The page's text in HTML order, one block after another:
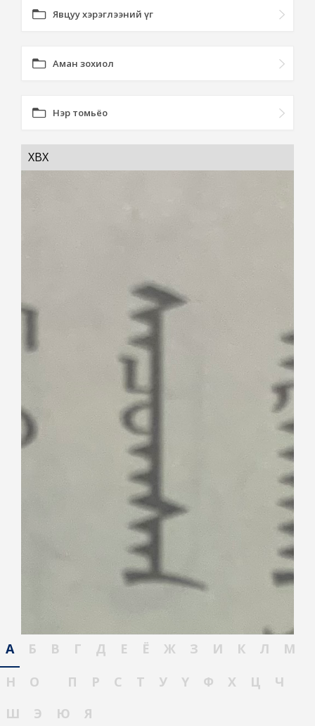
Явцуу хэрэглээний үг
Аман зохиол
Нэр томьёо
ХӨВӨХ
А Б В Г Д Е Ё Ж З И К Л
М
Н
О П Р С Т У Ү Ф Х Ц
Ч
Ш
Э Ю Я